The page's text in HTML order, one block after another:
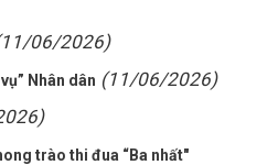
06/2026)
Nhân dân (11/06/2026)
trào thi đua “Ba nhất"